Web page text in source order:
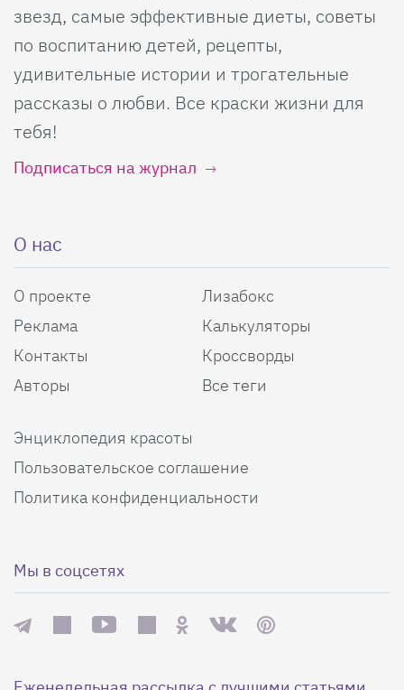
звезд, самые эффективные диеты, советы
по воспитанию детей, рецепты,
удивительные истории и трогательные
рассказы о любви. Все краски жизни для
тебя!
Подписаться на журнал
О нас
О проекте
Реклама
Контакты
Авторы
Лизабокс
Калькуляторы
Кроссворды
Все теги
Энциклопедия красоты
Пользовательское соглашение
Политика конфиденциальности
Мы в соцсетях